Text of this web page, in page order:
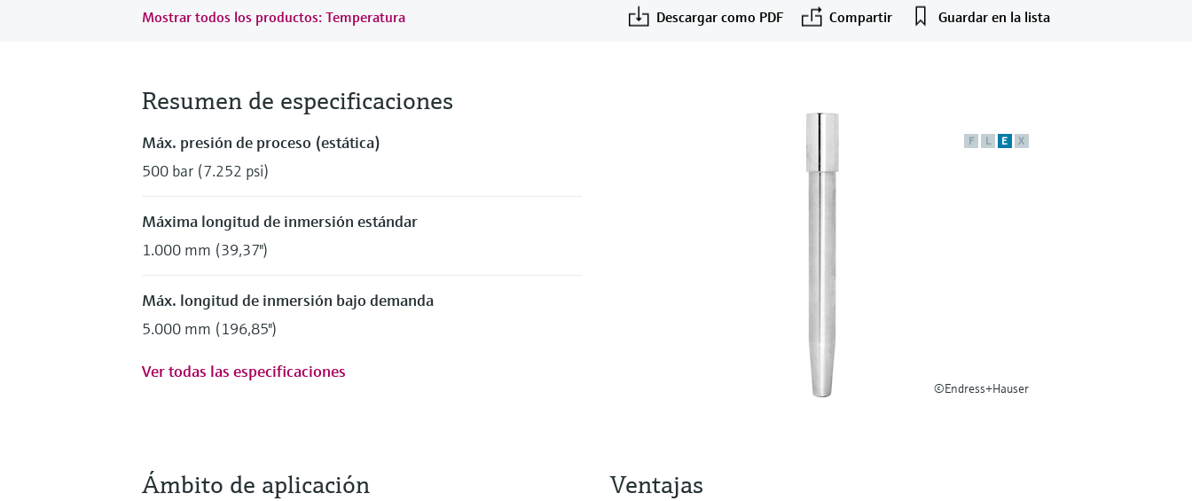
Mostrar todos los productos: Temperatura Descargar como PDF Compartir Guardar en la lista
F L E X
©Endress+Hauser
Resumen de especificaciones
Máx. presión de proceso (estática)
500 bar (7.252 psi)
Máxima longitud de inmersión estándar
1.000 mm (39,37")
Máx. longitud de inmersión bajo demanda
5.000 mm (196,85")
Ver todas las especificaciones
Ámbito de aplicación Ventajas